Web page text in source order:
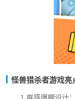
怪兽猎杀者游戏亮